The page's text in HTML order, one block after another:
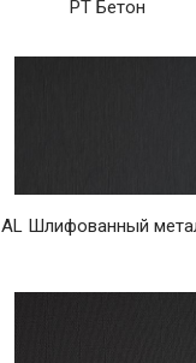
PT Бетон
AL Шлифованный